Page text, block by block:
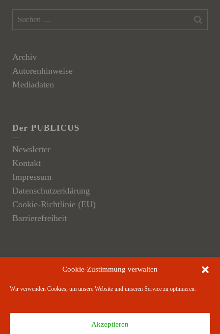
Cookie-Zustimmung verwalten
Wir verwenden Cookies, um unsere Website und unseren Service zu optimieren.
Akzeptieren
Archiv
Autorenhinweise
Mediadaten
Der PUBLICUS
Newsletter
Kontakt
Impressum
Datenschutzerklärung
Cookie-Richtlinie (EU)
Barrierefreiheit